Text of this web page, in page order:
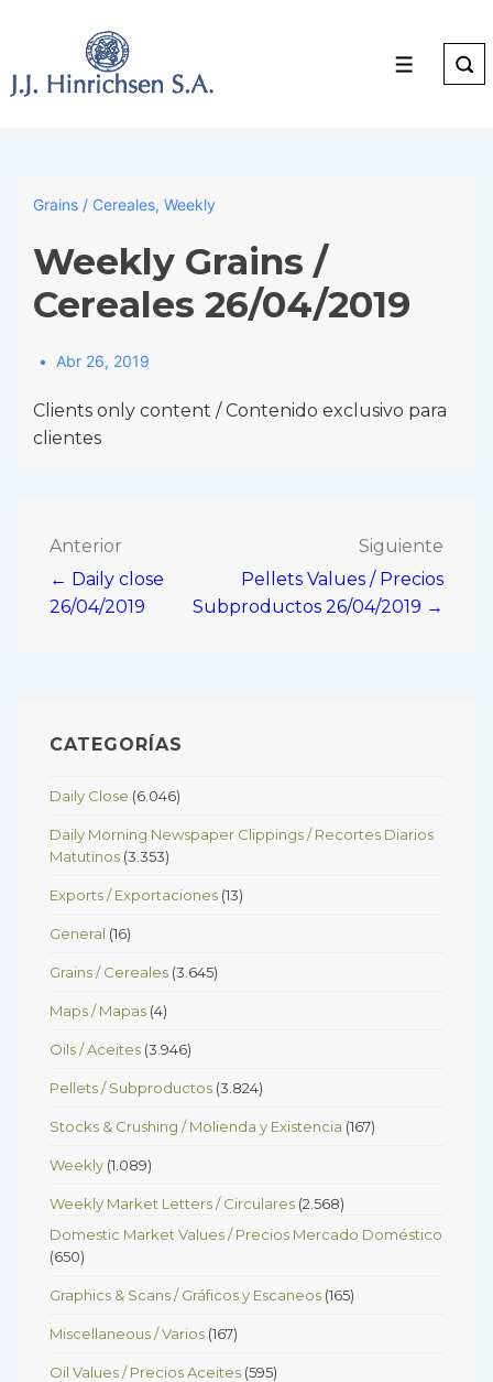
Main
Menu
Grains / Cereales, Weekly
Weekly Grains /
Cereales 26/04/2019
Abr 26, 2019
Clients only content / Contenido exclusivo para
clientes
Navegación
de
Anterior
← Daily close
26/04/2019
Siguiente
Pellets Values / Precios
Subproductos 26/04/2019 →
CATEGORÍAS
Daily Close (6.046)
Daily Morning Newspaper Clippings / Recortes Diarios
Matutinos (3.353)
Exports / Exportaciones (13)
General (16)
Grains / Cereales (3.645)
Maps / Mapas (4)
Oils / Aceites (3.946)
Pellets / Subproductos (3.824)
Stocks & Crushing / Molienda y Existencia (167)
Weekly (1.089)
Weekly Market Letters / Circulares (2.568)
Domestic Market Values / Precios Mercado Doméstico
(650)
Graphics & Scans / Gráficos y Escaneos (165)
Miscellaneous / Varios (167)
Oil Values / Precios Aceites (595)